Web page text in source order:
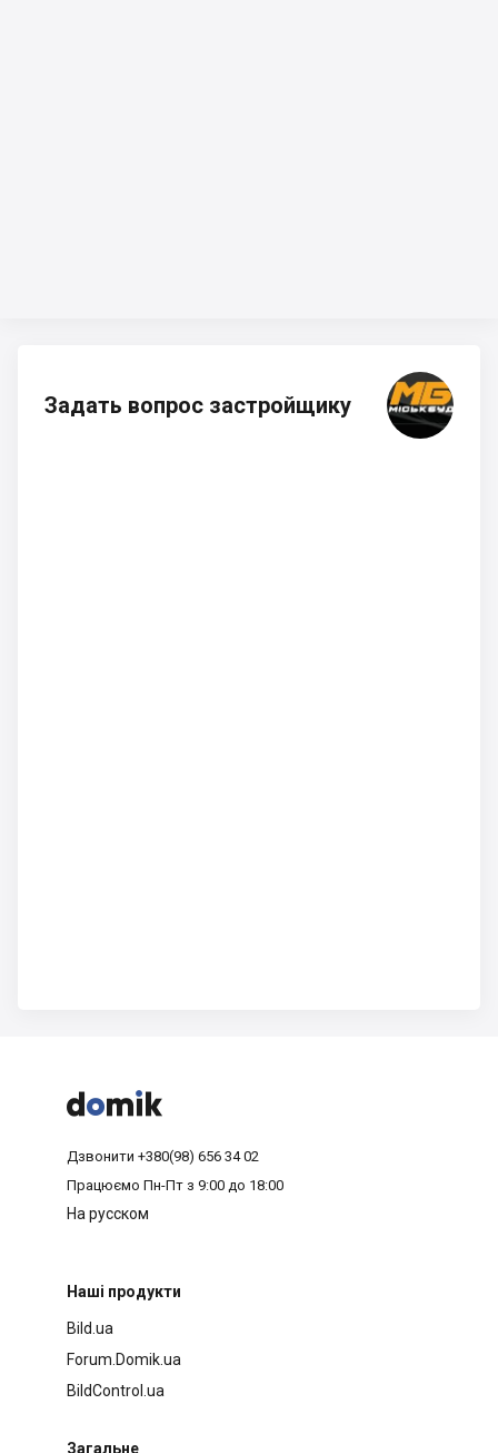
Задать вопрос застройщику



Дзвонити +380(98) 656 34 02
Працюємо Пн-Пт з 9:00 до 18:00
На русском
Наші продукти
Bild.ua
Forum.Domik.ua
BildControl.ua
Загальне